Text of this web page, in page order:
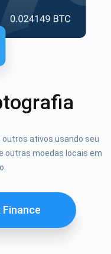
outros ativos usando seu
outras moedas locais em